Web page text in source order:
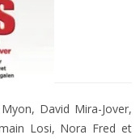
David Mira-Jover,
Losi, Nora Fred et